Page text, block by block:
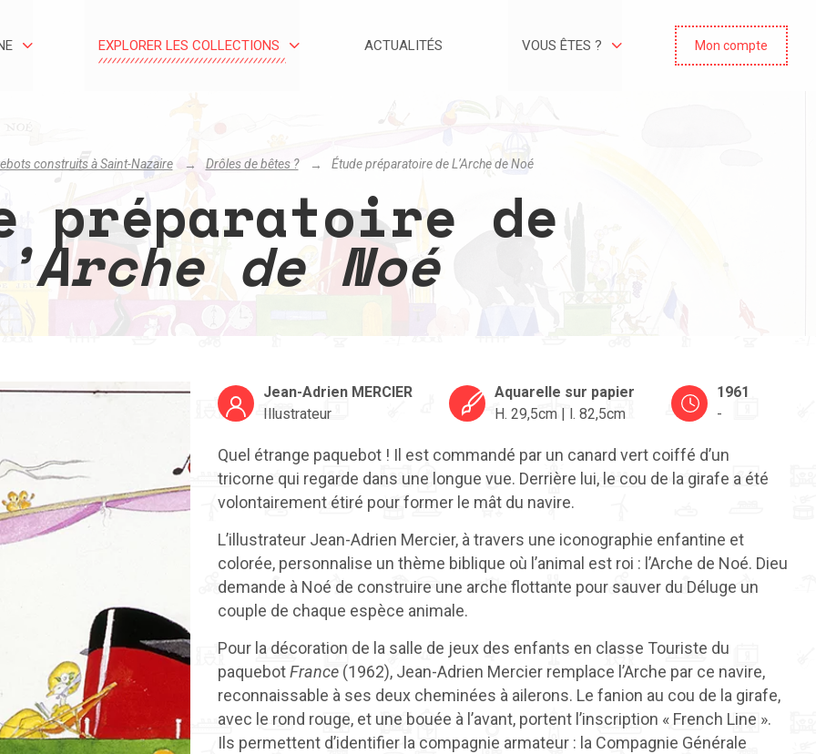
EXPLORER LES COLLECTIONS ACTUALITÉS VOUS ÊTES ? Mon compte
construits à Saint-Nazaire Drôles de bêtes ? Étude préparatoire deL’Arche de Noé
préparatoire de
de Noé
Jean-Adrien MERCIER
Illustrateur
Aquarelle sur papier
H. 29,5cm | l. 82,5cm
1961
-
Quel étrange paquebot ! Il est commandé par un canard vert coiffé d’un
tricorne qui regarde dans une longue vue. Derrière lui, le cou de la girafe a été
volontairement étiré pour former le mât du navire.
L’illustrateur Jean-Adrien Mercier, à travers une iconographie enfantine et
colorée, personnalise un thème biblique où l’animal est roi : l’Arche de Noé. Dieu
demande à Noé de construire une arche flottante pour sauver du Déluge un
couple de chaque espèce animale.
Pour la décoration de la salle de jeux des enfants en classe Touriste du
paquebotFrance (1962), Jean-Adrien Mercier remplace l’Arche par ce navire,
reconnaissable à ses deux cheminées à ailerons. Le fanion au cou de la girafe,
avec le rond rouge, et une bouée à l’avant, portent l’inscription « French Line ».
Ils permettent d’identifier la compagnie armateur : la Compagnie Générale